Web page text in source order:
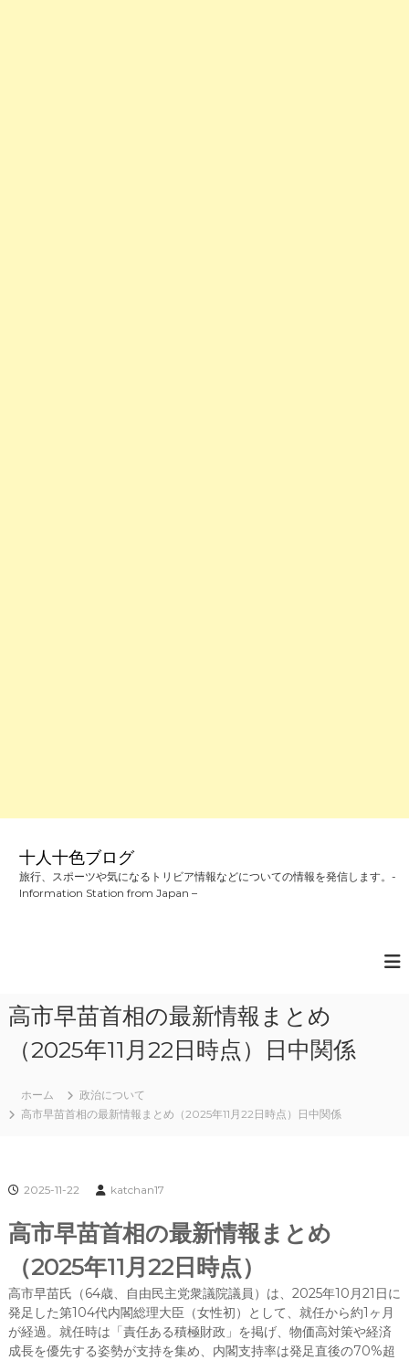
十人十色ブログ
旅行、スポーツや気になるトリビア情報などについての情報を発信します。-
Information Station from Japan –
高市早苗首相の最新情報まとめ
（2025年11月22日時点）日中関係
ホーム
政治について
高市早苗首相の最新情報まとめ（2025年11月22日時点）日中関係
2025-11-22 katchan17
高市早苗首相の最新情報まとめ
（2025年11月22日時点）
高市早苗氏（64歳、自由民主党衆議院議員）は、2025年10月21日に
発足した第104代内閣総理大臣（女性初）として、就任から約1ヶ月
が経過。就任時は「責任ある積極財政」を掲げ、物価高対策や経済
成長を優先する姿勢が支持を集め、内閣支持率は発足直後の70%超